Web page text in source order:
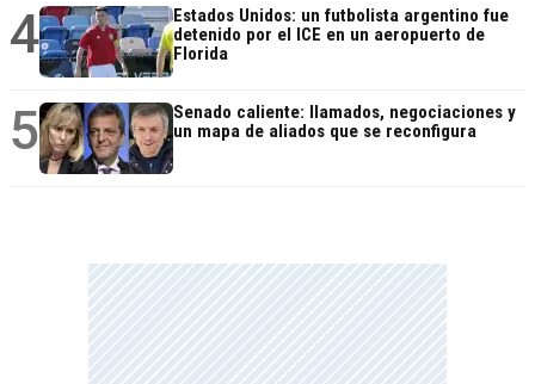
4
Estados Unidos: un futbolista argentino fue
detenido por el ICE en un aeropuerto de
Florida
5
Senado caliente: llamados, negociaciones y
un mapa de aliados que se reconfigura